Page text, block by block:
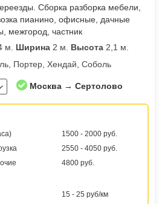
Сборка разборка мебели,
пианино, офисные, дачные
межгород, частник
м. Ширина 2 м. Высота 2,1 м.
Портер, Хендай, Соболь
Москва → Сертолово
1500 - 2000 руб.
2550 - 4050 руб.
4800 руб.
15 - 25 руб/км